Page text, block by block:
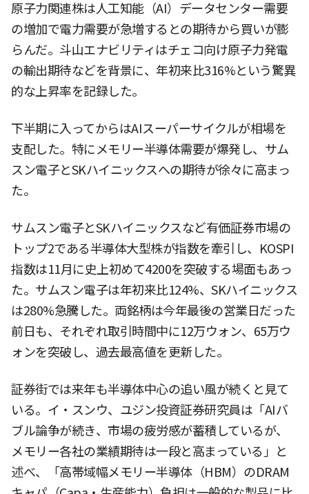
原子力関連株は人工知能（AI）データセンター需要
の増加で電力需要が急増するとの期待から買いが膨
らんだ。斗山エナビリティはチェコ向け原子力発電
の輸出期待などを背景に、年初来比316%という驚異
的な上昇率を記録した。
下半期に入ってからはAIスーパーサイクルが相場を
支配した。特にメモリー半導体需要が爆発し、サム
スン電子とSKハイニックスへの期待が徐々に高まっ
た。
サムスン電子とSKハイニックスなど有価証券市場の
トップ2である半導体大型株が指数を牽引し、KOSPI
指数は11月に史上初めて4200を突破する場面もあっ
た。サムスン電子は年初来比124%、SKハイニックス
は280%急騰した。両銘柄は今年最後の営業日だった
前日も、それぞれ取引時間中に12万ウォン、65万ウ
ォンを突破し、過去最高値を更新した。
証券街では来年も半導体中心の追い風が続くと見て
いる。イ・スンウ、ユジン投資証券研究員は「AIバ
ブル論争が続き、市場の疲労感が蓄積しているが、
メモリー各社の業績期待は一段と高まっている」と
述べ、「高帯域幅メモリー半導体（HBM）のDRAM